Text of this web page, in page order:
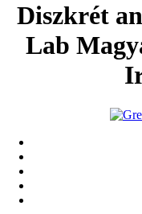
Diszkrét
Lab